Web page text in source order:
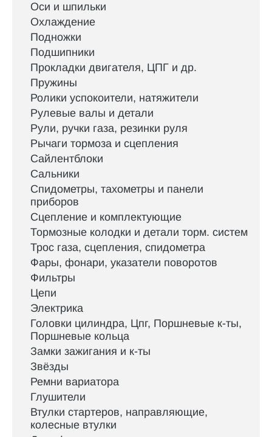
Оси и шпильки
Охлаждение
Подножки
Подшипники
Прокладки двигателя, ЦПГ и др.
Пружины
Ролики успокоители, натяжители
Рулевые валы и детали
Рули, ручки газа, резинки руля
Рычаги тормоза и сцепления
Сайлентблоки
Сальники
Спидометры, тахометры и панели
приборов
Сцепление и комплектующие
Тормозные колодки и детали торм. систем
Трос газа, сцепления, спидометра
Фары, фонари, указатели поворотов
Фильтры
Цепи
Электрика
Головки цилиндра, Цпг, Поршневые к-ты,
Поршневые кольца
Замки зажигания и к-ты
Звёзды
Ремни вариатора
Глушители
Втулки стартеров, направляющие,
колесные втулки